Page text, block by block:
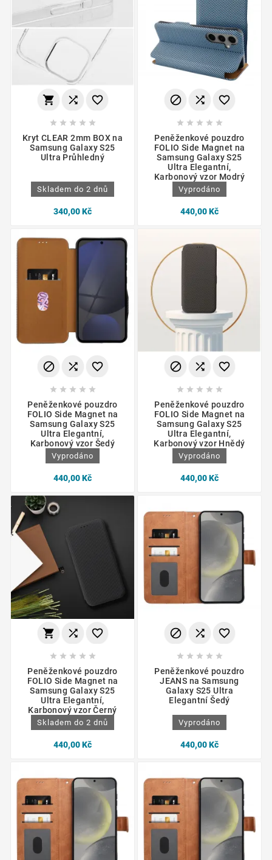
  
    
Kryt CLEAR 2mm BOX na
Samsung Galaxy S25
Ultra Průhledný
Skladem do 2 dnů
340,00 Kč
  
    
Peněženkové pouzdro
FOLIO Side Magnet na
Samsung Galaxy S25
Ultra Elegantní,
Karbonový vzor Modrý
Vyprodáno
440,00 Kč
  
    
Peněženkové pouzdro
FOLIO Side Magnet na
Samsung Galaxy S25
Ultra Elegantní,
Karbonový vzor Šedý
Vyprodáno
440,00 Kč
  
    
Peněženkové pouzdro
FOLIO Side Magnet na
Samsung Galaxy S25
Ultra Elegantní,
Karbonový vzor Hnědý
Vyprodáno
440,00 Kč
  
    
Peněženkové pouzdro
FOLIO Side Magnet na
Samsung Galaxy S25
Ultra Elegantní,
Karbonový vzor Černý
Skladem do 2 dnů
440,00 Kč
  
    
Peněženkové pouzdro
JEANS na Samsung
Galaxy S25 Ultra
Elegantní Šedý
Vyprodáno
440,00 Kč